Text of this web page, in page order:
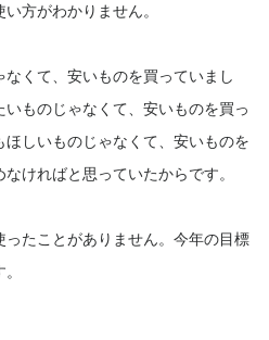
方がわかりません。
くて、安いものを買っていまし
ものじゃなくて、安いものを買っ
しいものじゃなくて、安いものを
ければと思っていたからです。
たことがありません。今年の目標